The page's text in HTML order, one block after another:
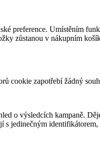
preference. Umístěním
zůstanou v nákupním
cookie zapotřebí žádný
o výsledcích kampaně.
jedinečným